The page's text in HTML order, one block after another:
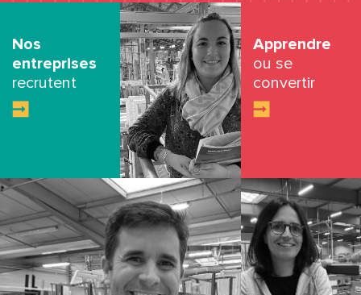
Nos
entreprises
recrutent
Apprendre
ou se
convertir